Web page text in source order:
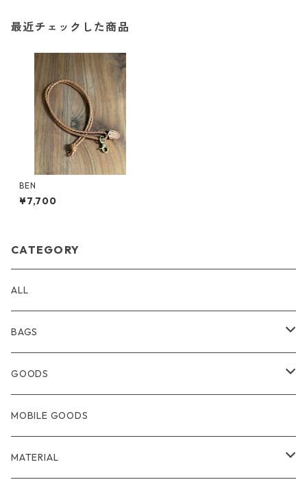
最近チェックした商品
BEN
¥7,700
CATEGORY
ALL
BAGS
BACKPACK・BODYBAG
TOTEBAG
SOULDERBAG
GOODS
WALLET
CARDCASE・PASSCASE
MOBILE GOODS
MATERIAL